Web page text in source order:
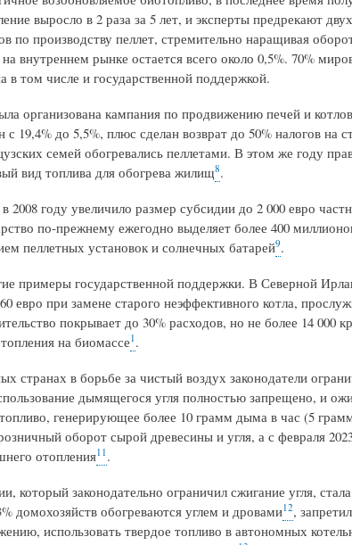
выросло в 2 раза за 5 лет, и эксперты предрекают
по производству пеллет, стремительно наращивая
на внутреннем рынке остается всего около 0,5%. 70%
в том числе и государственной поддержкой.
организована кампания по продвижению печей и
19,4% до 5,5%, плюс сделан возврат до 50% налогов на
семей обогревались пеллетами. В этом же году
вид топлива для обогрева жилищ8.
2008 году увеличило размер субсидии до 2 000 евро
по-прежнему ежегодно выделяет более 400
пеллетных установок и солнечных батарей9.
примеры государственной поддержки. В Северной
евро при замене старого неэффективного котла,
покрывает до 30% расходов, но не более 14
на биомассе1 .
странах в борьбе за чистый воздух законодатели
дымящегося угля полностью запрещено, и
генерирующее более 10 грамм дыма в час (5
оборот сырой древесины и угля, а с февраля
отопления11 .
который законодательно ограничил сжигание угля,
домохозяйств обогреваются углем и дровами12,
использовать твердое топливо в автономных